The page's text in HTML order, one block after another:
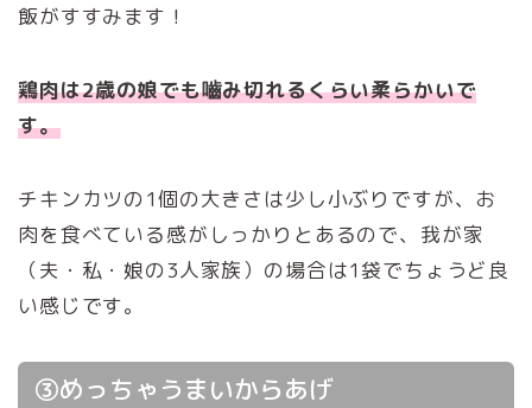
飯がすすみます！
鶏肉は2歳の娘でも嚙み切れるくらい柔らかいで
す。
チキンカツの1個の大きさは少し小ぶりですが、お
肉を食べている感がしっかりとあるので、我が家
（夫・私・娘の3人家族）の場合は1袋でちょうど良
い感じです。
③めっちゃうまいからあげ